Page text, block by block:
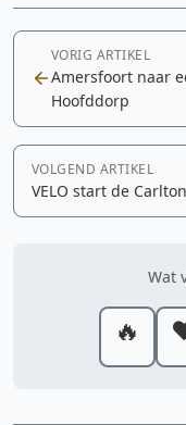
VORIG ARTIKEL
Amersfoort naar
Hoofddorp
VOLGEND ARTIKEL
VELO start de
Wat
🔥